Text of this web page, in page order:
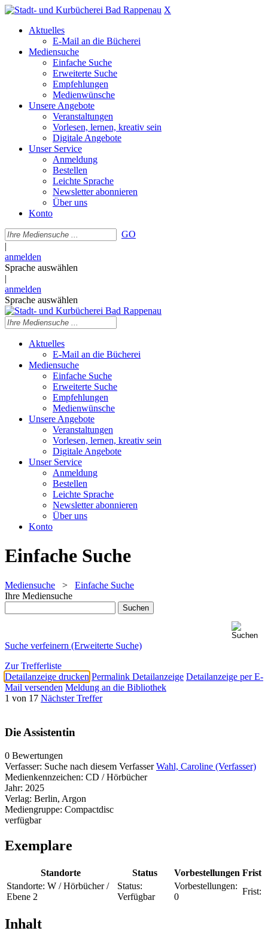
X
Aktuelles
E-Mail an die Bücherei
Mediensuche
Einfache Suche
Erweiterte Suche
Empfehlungen
Medienwünsche
Unsere Angebote
Veranstaltungen
Vorlesen, lernen, kreativ sein
Digitale Angebote
Unser Service
Anmeldung
Bestellen
Leichte Sprache
Newsletter abonnieren
Über uns
Konto
GO
|
anmelden
Sprache auswählen
|
anmelden
Sprache auswählen
Aktuelles
E-Mail an die Bücherei
Mediensuche
Einfache Suche
Erweiterte Suche
Empfehlungen
Medienwünsche
Unsere Angebote
Veranstaltungen
Vorlesen, lernen, kreativ sein
Digitale Angebote
Unser Service
Anmeldung
Bestellen
Leichte Sprache
Newsletter abonnieren
Über uns
Konto
Einfache Suche
Mediensuche > Einfache Suche
Ihre Mediensuche
Suche verfeinern (Erweiterte Suche)
Zur Trefferliste
Detailanzeige drucken Permalink Detailanzeige Detailanzeige per E-
Mail versenden Meldung an die Bibliothek
1 von 17 Nächster Treffer
Die Assistentin
0 Bewertungen
Verfasser: Suche nach diesem Verfasser Wahl, Caroline (Verfasser)
Medienkennzeichen: CD / Hörbücher
Jahr: 2025
Verlag: Berlin, Argon
Mediengruppe: Compactdisc
verfügbar
Exemplare
Standorte Status Vorbestellungen Frist
Standorte: W / Hörbücher /
Ebene 2
Status:
Verfügbar
Vorbestellungen:
0
Frist:
Inhalt